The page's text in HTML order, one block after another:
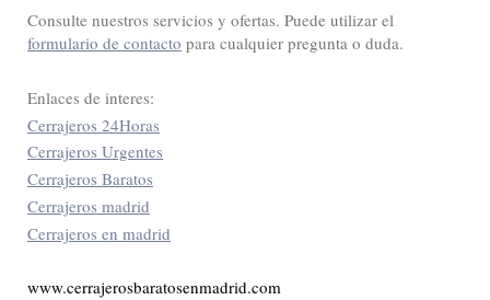
Consulte nuestros servicios y ofertas. Puede utilizar el
formulario de contacto para cualquier pregunta o duda.
Enlaces de interes:
Cerrajeros 24Horas
Cerrajeros Urgentes
Cerrajeros Baratos
Cerrajeros madrid
Cerrajeros en madrid
www.cerrajerosbaratosenmadrid.com